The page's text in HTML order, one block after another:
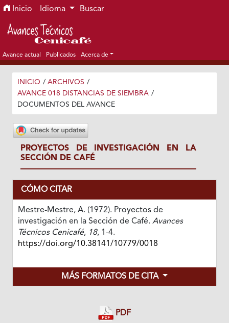
Ir al menú de navegación principal
Ir al contenido principal
Ir al pie de página del sitio
Inicio Idioma Buscar
Avance actual Publicados Acerca de
INICIO / ARCHIVOS /
AVANCE 018 DISTANCIAS DE SIEMBRA /
DOCUMENTOS DEL AVANCE
PROYECTOS DE INVESTIGACIÓN EN LA
SECCIÓN DE CAFÉ
CÓMO CITAR
Mestre-Mestre, A. (1972). Proyectos de
investigación en la Sección de Café. Avances
Técnicos Cenicafé, 18, 1-4.
https://doi.org/10.38141/10779/0018
MÁS FORMATOS DE CITA
PDF